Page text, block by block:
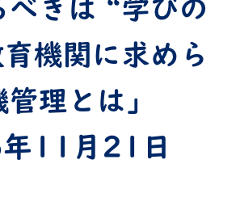
べきは “学びの
機関に求めら
理とは」
11月21日